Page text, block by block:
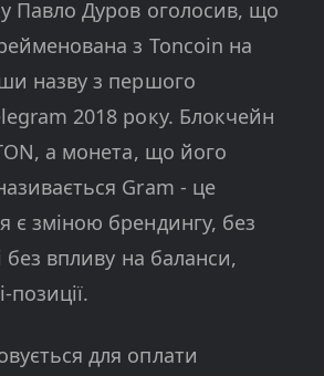
Павло Дуров оголосив, що
з Toncoin на
назву з першого
2018 року. Блокчейн
а монета, що його
Gram - це
є зміною брендингу, без
без впливу на баланси,
позиції.
для оплати